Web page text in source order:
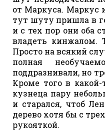
от Маркуса. Маркус
тут шуту пришла в
и с тех пор они оба
владеть кинжалом.
Просто на всякий
полная
поддразнивали, но
Кроме того в
кузнеца пару
и старался, чтоб
дерево хотя бы с
рукояткой.